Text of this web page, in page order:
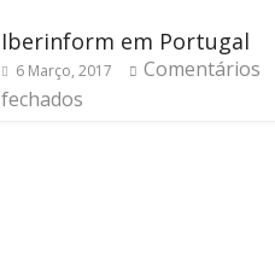
Iberinform em Portugal
6 Março, 2017
Comentários
fechados